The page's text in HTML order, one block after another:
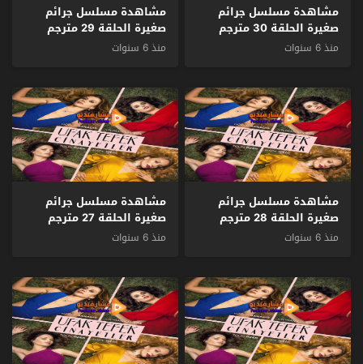
مشاهدة مسلسل جرائم
صغيرة الحلقة 30 مترجم
منذ 6 سنوات
مشاهدة مسلسل جرائم
صغيرة الحلقة 29 مترجم
منذ 6 سنوات
مشاهدة مسلسل جرائم
صغيرة الحلقة 28 مترجم
منذ 6 سنوات
مشاهدة مسلسل جرائم
صغيرة الحلقة 27 مترجم
منذ 6 سنوات